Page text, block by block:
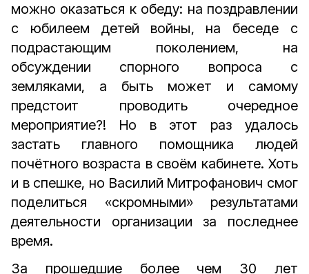
можно оказаться к обеду: на поздравлении
с юбилеем детей вой­ны, на беседе с
подрастающим поколением, на
обсуждении спорного вопроса с
земляками, а быть может и самому
предстоит проводить очередное
мероприятие?! Но в этот раз удалось
застать главного помощника людей
почётного возраста в своём кабинете. Хоть
и в спешке, но Василий Митрофанович смог
поделиться «скромными» результатами
деятельности организации за последнее
время.
За прошедшие более чем 30 лет